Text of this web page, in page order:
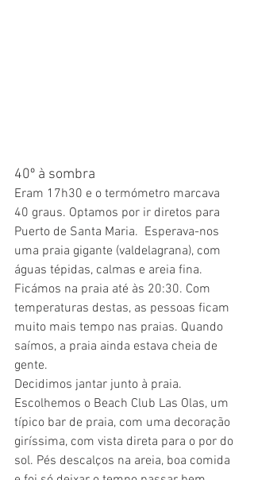
40º à sombra
Eram 17h30 e o termómetro marcava
40 graus. Optamos por ir diretos para
Puerto de Santa Maria.  Esperava-nos
uma praia gigante (valdelagrana), com
águas tépidas, calmas e areia fina.
Ficámos na praia até às 20:30. Com
temperaturas destas, as pessoas ficam
muito mais tempo nas praias. Quando
saímos, a praia ainda estava cheia de
gente.
Decidimos jantar junto à praia.
Escolhemos o Beach Club Las Olas, um
típico bar de praia, com uma decoração
giríssima, com vista direta para o por do
sol. Pés descalços na areia, boa comida